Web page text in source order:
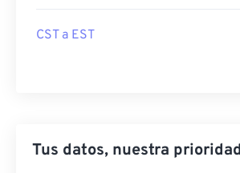
CST a EST
Tus datos, nuestra prioridad